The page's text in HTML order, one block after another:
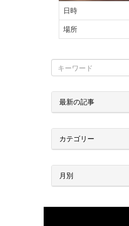
日時
場所
最新の記事
カテゴリー
月別